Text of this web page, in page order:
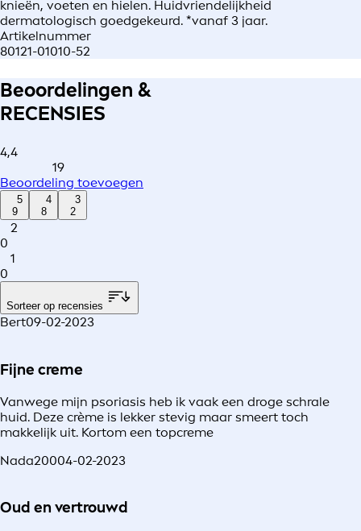
knieën, voeten en hielen. Huidvriendelijkheid
dermatologisch goedgekeurd. *vanaf 3 jaar.
Artikelnummer
80121-01010-52
Beoordelingen &
RECENSIES
4,4
19
Beoordeling toevoegen
5
9
4
8
3
2
2
0
1
0
Sorteer op recensies
Bert09-02-2023
Fijne creme
Vanwege mijn psoriasis heb ik vaak een droge schrale
huid. Deze crème is lekker stevig maar smeert toch
makkelijk uit. Kortom een topcreme
Nada20004-02-2023
Oud en vertrouwd